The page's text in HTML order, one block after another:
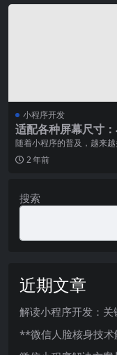
小程序开发
适配各种屏幕尺寸：
序响应式布局技巧
随着小程序的普及，越来越
业和开发者开始注意到小程
户体验问题，其中最为
2 年前
搜索
近期文章
解读小程序开发：
**微信人脸核身技